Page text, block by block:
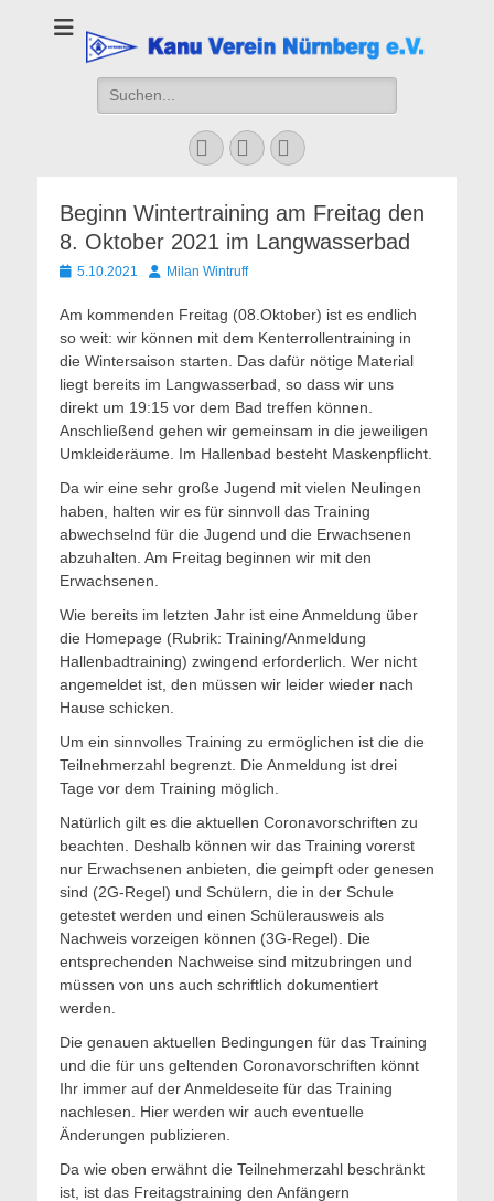
Kanu Verein
Nuernberg
Suchen
nach:
Facebook
YouTubeInstagram
Beginn Wintertraining am Freitag den
8. Oktober 2021 im Langwasserbad
Veröffentlicht
5.10.2021 AutorMilan Wintruff
Am kommenden Freitag (08.Oktober) ist es endlich
so weit: wir können mit dem Kenterrollentraining in
die Wintersaison starten. Das dafür nötige Material
liegt bereits im Langwasserbad, so dass wir uns
direkt um 19:15 vor dem Bad treffen können.
Anschließend gehen wir gemeinsam in die jeweiligen
Umkleideräume. Im Hallenbad besteht Maskenpflicht.
Da wir eine sehr große Jugend mit vielen Neulingen
haben, halten wir es für sinnvoll das Training
abwechselnd für die Jugend und die Erwachsenen
abzuhalten. Am Freitag beginnen wir mit den
Erwachsenen.
Wie bereits im letzten Jahr ist eine Anmeldung über
die Homepage (Rubrik: Training/Anmeldung
Hallenbadtraining) zwingend erforderlich. Wer nicht
angemeldet ist, den müssen wir leider wieder nach
Hause schicken.
Um ein sinnvolles Training zu ermöglichen ist die die
Teilnehmerzahl begrenzt. Die Anmeldung ist drei
Tage vor dem Training möglich.
Natürlich gilt es die aktuellen Coronavorschriften zu
beachten. Deshalb können wir das Training vorerst
nur Erwachsenen anbieten, die geimpft oder genesen
sind (2G-Regel) und Schülern, die in der Schule
getestet werden und einen Schülerausweis als
Nachweis vorzeigen können (3G-Regel). Die
entsprechenden Nachweise sind mitzubringen und
müssen von uns auch schriftlich dokumentiert
werden.
Die genauen aktuellen Bedingungen für das Training
und die für uns geltenden Coronavorschriften könnt
Ihr immer auf der Anmeldeseite für das Training
nachlesen. Hier werden wir auch eventuelle
Änderungen publizieren.
Da wie oben erwähnt die Teilnehmerzahl beschränkt
ist, ist das Freitagstraining den Anfängern